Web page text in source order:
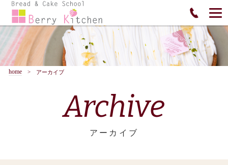
home アーカイブ
Archive
アーカイブ